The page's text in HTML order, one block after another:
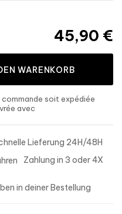
45,90 €
WARENKORB
soit expédiée
avec
Lieferung 24H/48H
Zahlung in 3 oder 4X
in deiner Bestellung